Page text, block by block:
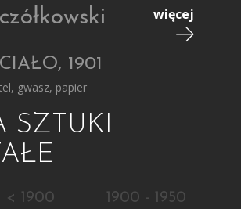
1901
gwasz, papier
więcej
SZTUKI
< 1900
1900 - 1950